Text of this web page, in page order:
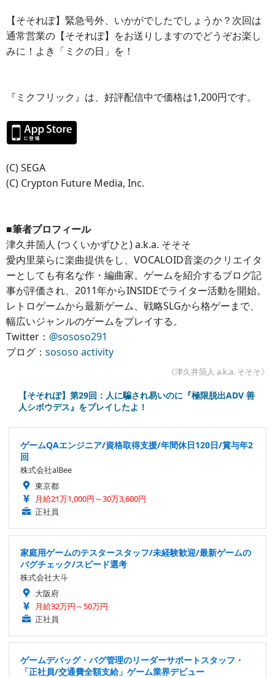
【そそれぽ】緊急号外、いかがでしたでしょうか？次回は
通常営業の【そそれぽ】をお送りしますのでどうぞお楽し
みに！よき「ミクの日」を！
『ミクフリック』は、好評配信中で価格は1,200円です。
(C) SEGA
(C) Crypton Future Media, Inc.
■筆者プロフィール
津久井箇人 (つくいかずひと) a.k.a. そそそ
愛内里菜らに楽曲提供をし、VOCALOID音楽のクリエイタ
ーとしても有名な作・編曲家。ゲームを紹介するブログ記
事が評価され、2011年からINSIDEでライター活動を開始。
レトロゲームから最新ゲーム、戦略SLGから格ゲーまで、
幅広いジャンルのゲームをプレイする。
Twitter： @sososo291
ブログ： sososo activity
《津久井箇人 a.k.a. そそそ》
【そそれぽ】第29回：人に騙され易いのに『極限脱出ADV 善
人シボウデス』をプレイしたよ！
ゲームQAエンジニア/資格取得支援/年間休日120日/賞与年2
回
株式会社alBee
東京都
月給21万1,000円～30万3,600円
正社員
家庭用ゲームのテスタースタッフ/未経験歓迎/最新ゲームの
バグチェック/スピード選考
株式会社大斗
大阪府
月給32万円～50万円
正社員
ゲームデバッグ・バグ管理のリーダーサポートスタッフ・
「正社員/交通費全額支給」ゲーム業界デビュー